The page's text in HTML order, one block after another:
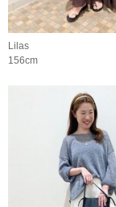
Lilas
156cm